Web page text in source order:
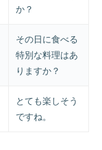
か？
その日に食べる
特別な料理はあ
りますか？
とても楽しそう
ですね。